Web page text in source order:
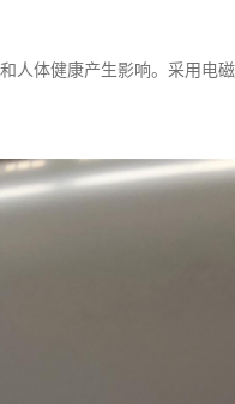
人体健康产生影响。采用电